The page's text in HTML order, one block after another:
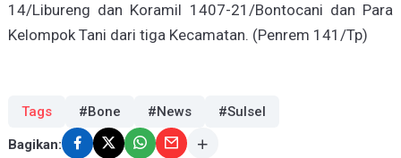
14/Libureng dan Koramil 1407-21/Bontocani dan Para
Kelompok Tani dari tiga Kecamatan. (Penrem 141/Tp)
Tags #Bone #News #Sulsel
Bagikan: